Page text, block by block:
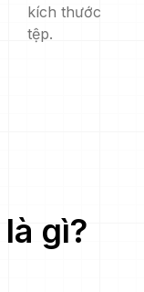
kích thước
tệp.
là gì?